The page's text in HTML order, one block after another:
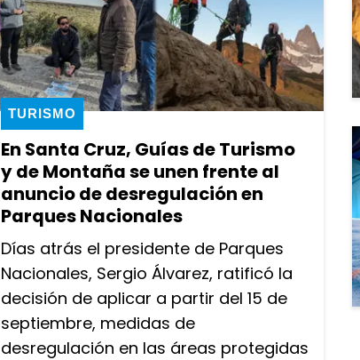
En Santa Cruz, Guías de Turismo
y de Montaña se unen frente al
anuncio de desregulación en
Parques Nacionales
TURISMO
Días atrás el presidente de Parques
Nacionales, Sergio Álvarez, ratificó la
decisión de aplicar a partir del 15 de
septiembre, medidas de
desregulación en las áreas protegidas